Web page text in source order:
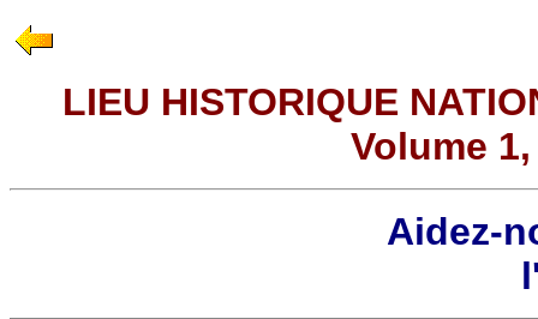
LIEU HISTORIQUE
Volume
Aidez-